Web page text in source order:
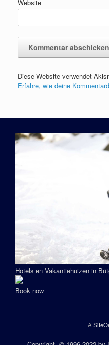
Website
Diese Website verwendet
Erfahre, wie deine
Hotels en Vakantiehuizen in
Book now
A